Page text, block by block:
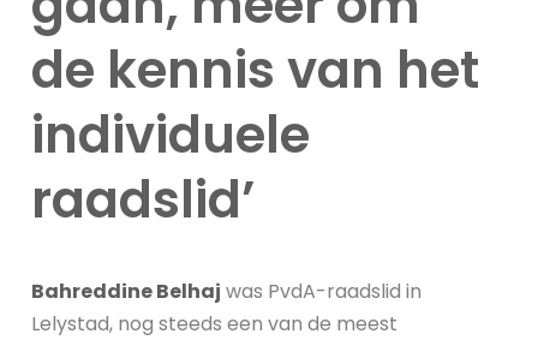
de kennis van het
individuele
raadslid’
Bahreddine Belhaj was PvdA-raadslid in
Lelystad, nog steeds een van de meest